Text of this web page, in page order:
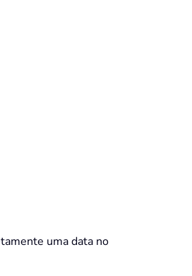
uma data no